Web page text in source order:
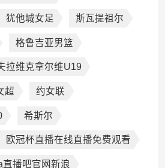
犹他城女足 斯瓦提祖尔
格鲁吉亚男篮
拉维克拿尔维U19
超 约女联
希斯尔
欧冠杯直播在线直播免费观看
直播吧官网新浪